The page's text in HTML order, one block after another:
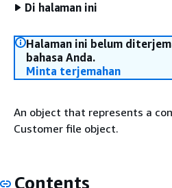
Di halaman ini
Halaman ini belum
bahasa Anda.
Minta terjemahan
An object that represents a
Customer file object.
Contents